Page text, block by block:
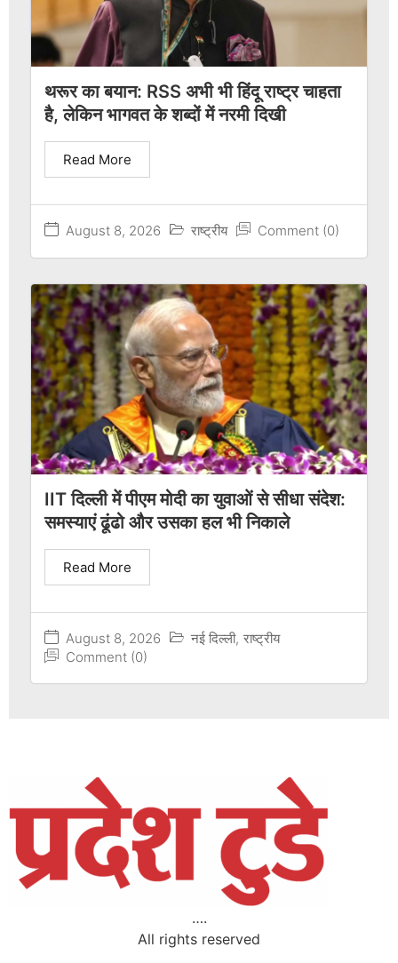
थरूर का बयान: RSS अभी भी हिंदू राष्ट्र चाहता
है, लेकिन भागवत के शब्दों में नरमी दिखी
August 8, 2026 राष्ट्रीय Comment (0)
Read More
IIT दिल्ली में पीएम मोदी का युवाओं से सीधा संदेश:
समस्याएं ढूंढो और उसका हल भी निकाले
August 8, 2026 नई दिल्ली, राष्ट्रीय
Comment (0)
Read More
….
All rights reserved